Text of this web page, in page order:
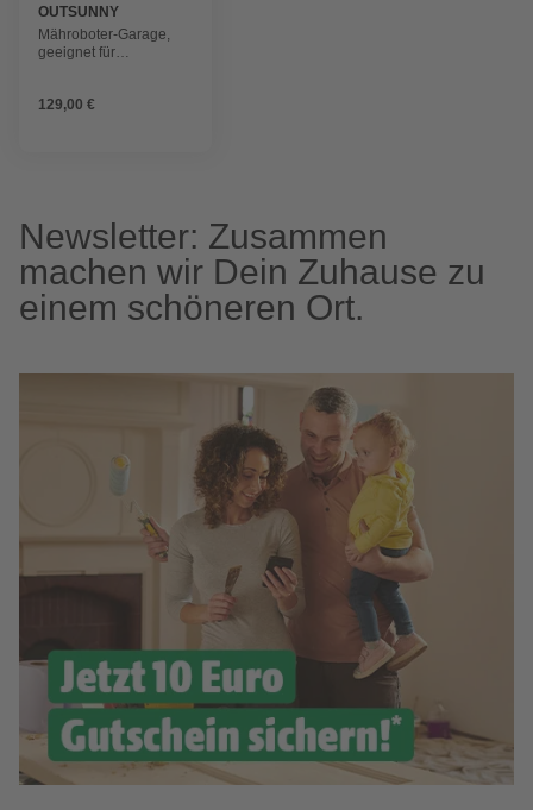
OUTSUNNY
Mähroboter-Garage,
geeignet für
129,00 €
Newsletter: Zusammen
machen wir Dein Zuhause zu
einem schöneren Ort.